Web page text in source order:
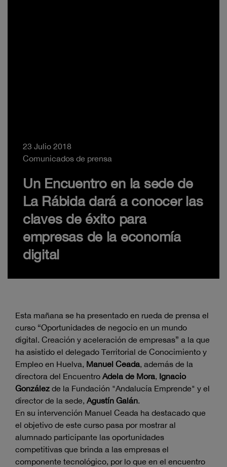
23 Julio 2018
Comunicados de prensa
Un Encuentro en la sede de
La Rábida dará a conocer las
claves de éxito para
empresas de la economía
digital
Esta mañana se ha presentado en rueda de prensa el
curso “Oportunidades de negocio en un mundo
digital. Creación y aceleración de empresas” a la que
ha asistido el delegado Territorial de Conocimiento y
Empleo en Huelva, Manuel Ceada, además de la
directora del Encuentro Adela de Mora, Ignacio
González de la Fundación "Andalucía Emprende" y el
director de la sede, Agustín Galán.
En su intervención Manuel Ceada ha destacado que
el objetivo de este curso pasa por mostrar al
alumnado participante las oportunidades
competitivas que brinda a las empresas el
componente tecnológico, por lo que en el encuentro